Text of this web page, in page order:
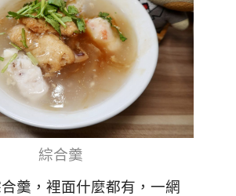
綜合羹
羹，裡面什麼都有，一網